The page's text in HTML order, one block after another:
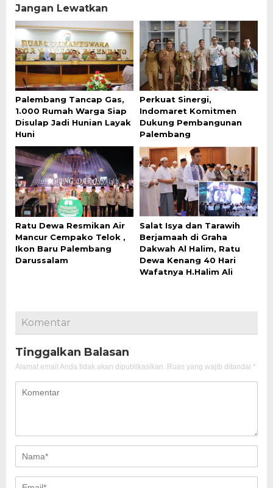
Jangan Lewatkan
Palembang Tancap Gas,
1.000 Rumah Warga Siap
Disulap Jadi Hunian Layak
Huni
Perkuat Sinergi,
Indomaret Komitmen
Dukung Pembangunan
Palembang
Ratu Dewa Resmikan Air
Mancur Cempako Telok ,
Ikon Baru Palembang
Darussalam
Salat Isya dan Tarawih
Berjamaah di Graha
Dakwah Al Halim, Ratu
Dewa Kenang 40 Hari
Wafatnya H.Halim Ali
Komentar
Tinggalkan Balasan
Alamat email Anda tidak akan dipublikasikan. Ruas yang wajib ditandai *